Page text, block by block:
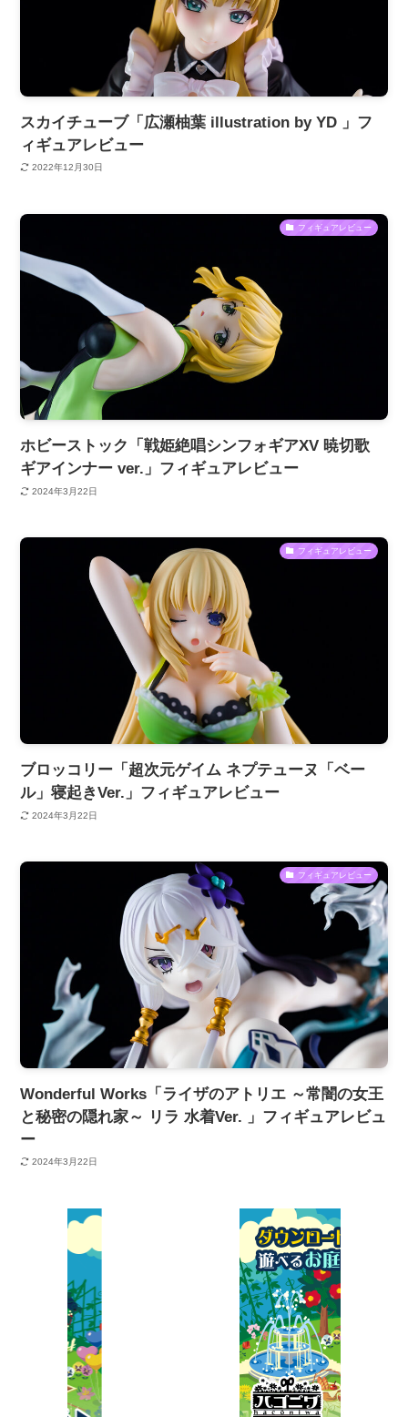
スカイチューブ「広瀬柚葉 illustration by YD 」フ
ィギュアレビュー
2022年12月30日
フィギュアレビュー
ホビーストック「戦姫絶唱シンフォギアXV 暁切歌
ギアインナー ver.」フィギュアレビュー
2024年3月22日
フィギュアレビュー
ブロッコリー「超次元ゲイム ネプテューヌ「ベー
ル」寝起きVer.」フィギュアレビュー
2024年3月22日
フィギュアレビュー
Wonderful Works「ライザのアトリエ ～常闇の女王
と秘密の隠れ家～ リラ 水着Ver. 」フィギュアレビュ
ー
2024年3月22日